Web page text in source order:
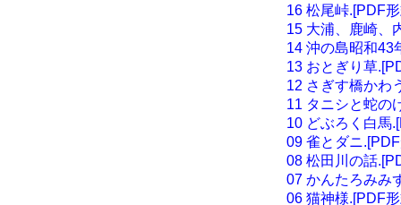
16 松尾峠.[PDF
15 大浦、鹿崎、
14 沖の島昭和43
13 おとぎり草
12 さぎす橋かわ
11 タニシと蛇の
10 どぶろく白馬
09 雀とダニ
08 松田川の話
07 かんたろみみ
06 猫神様.[PDF